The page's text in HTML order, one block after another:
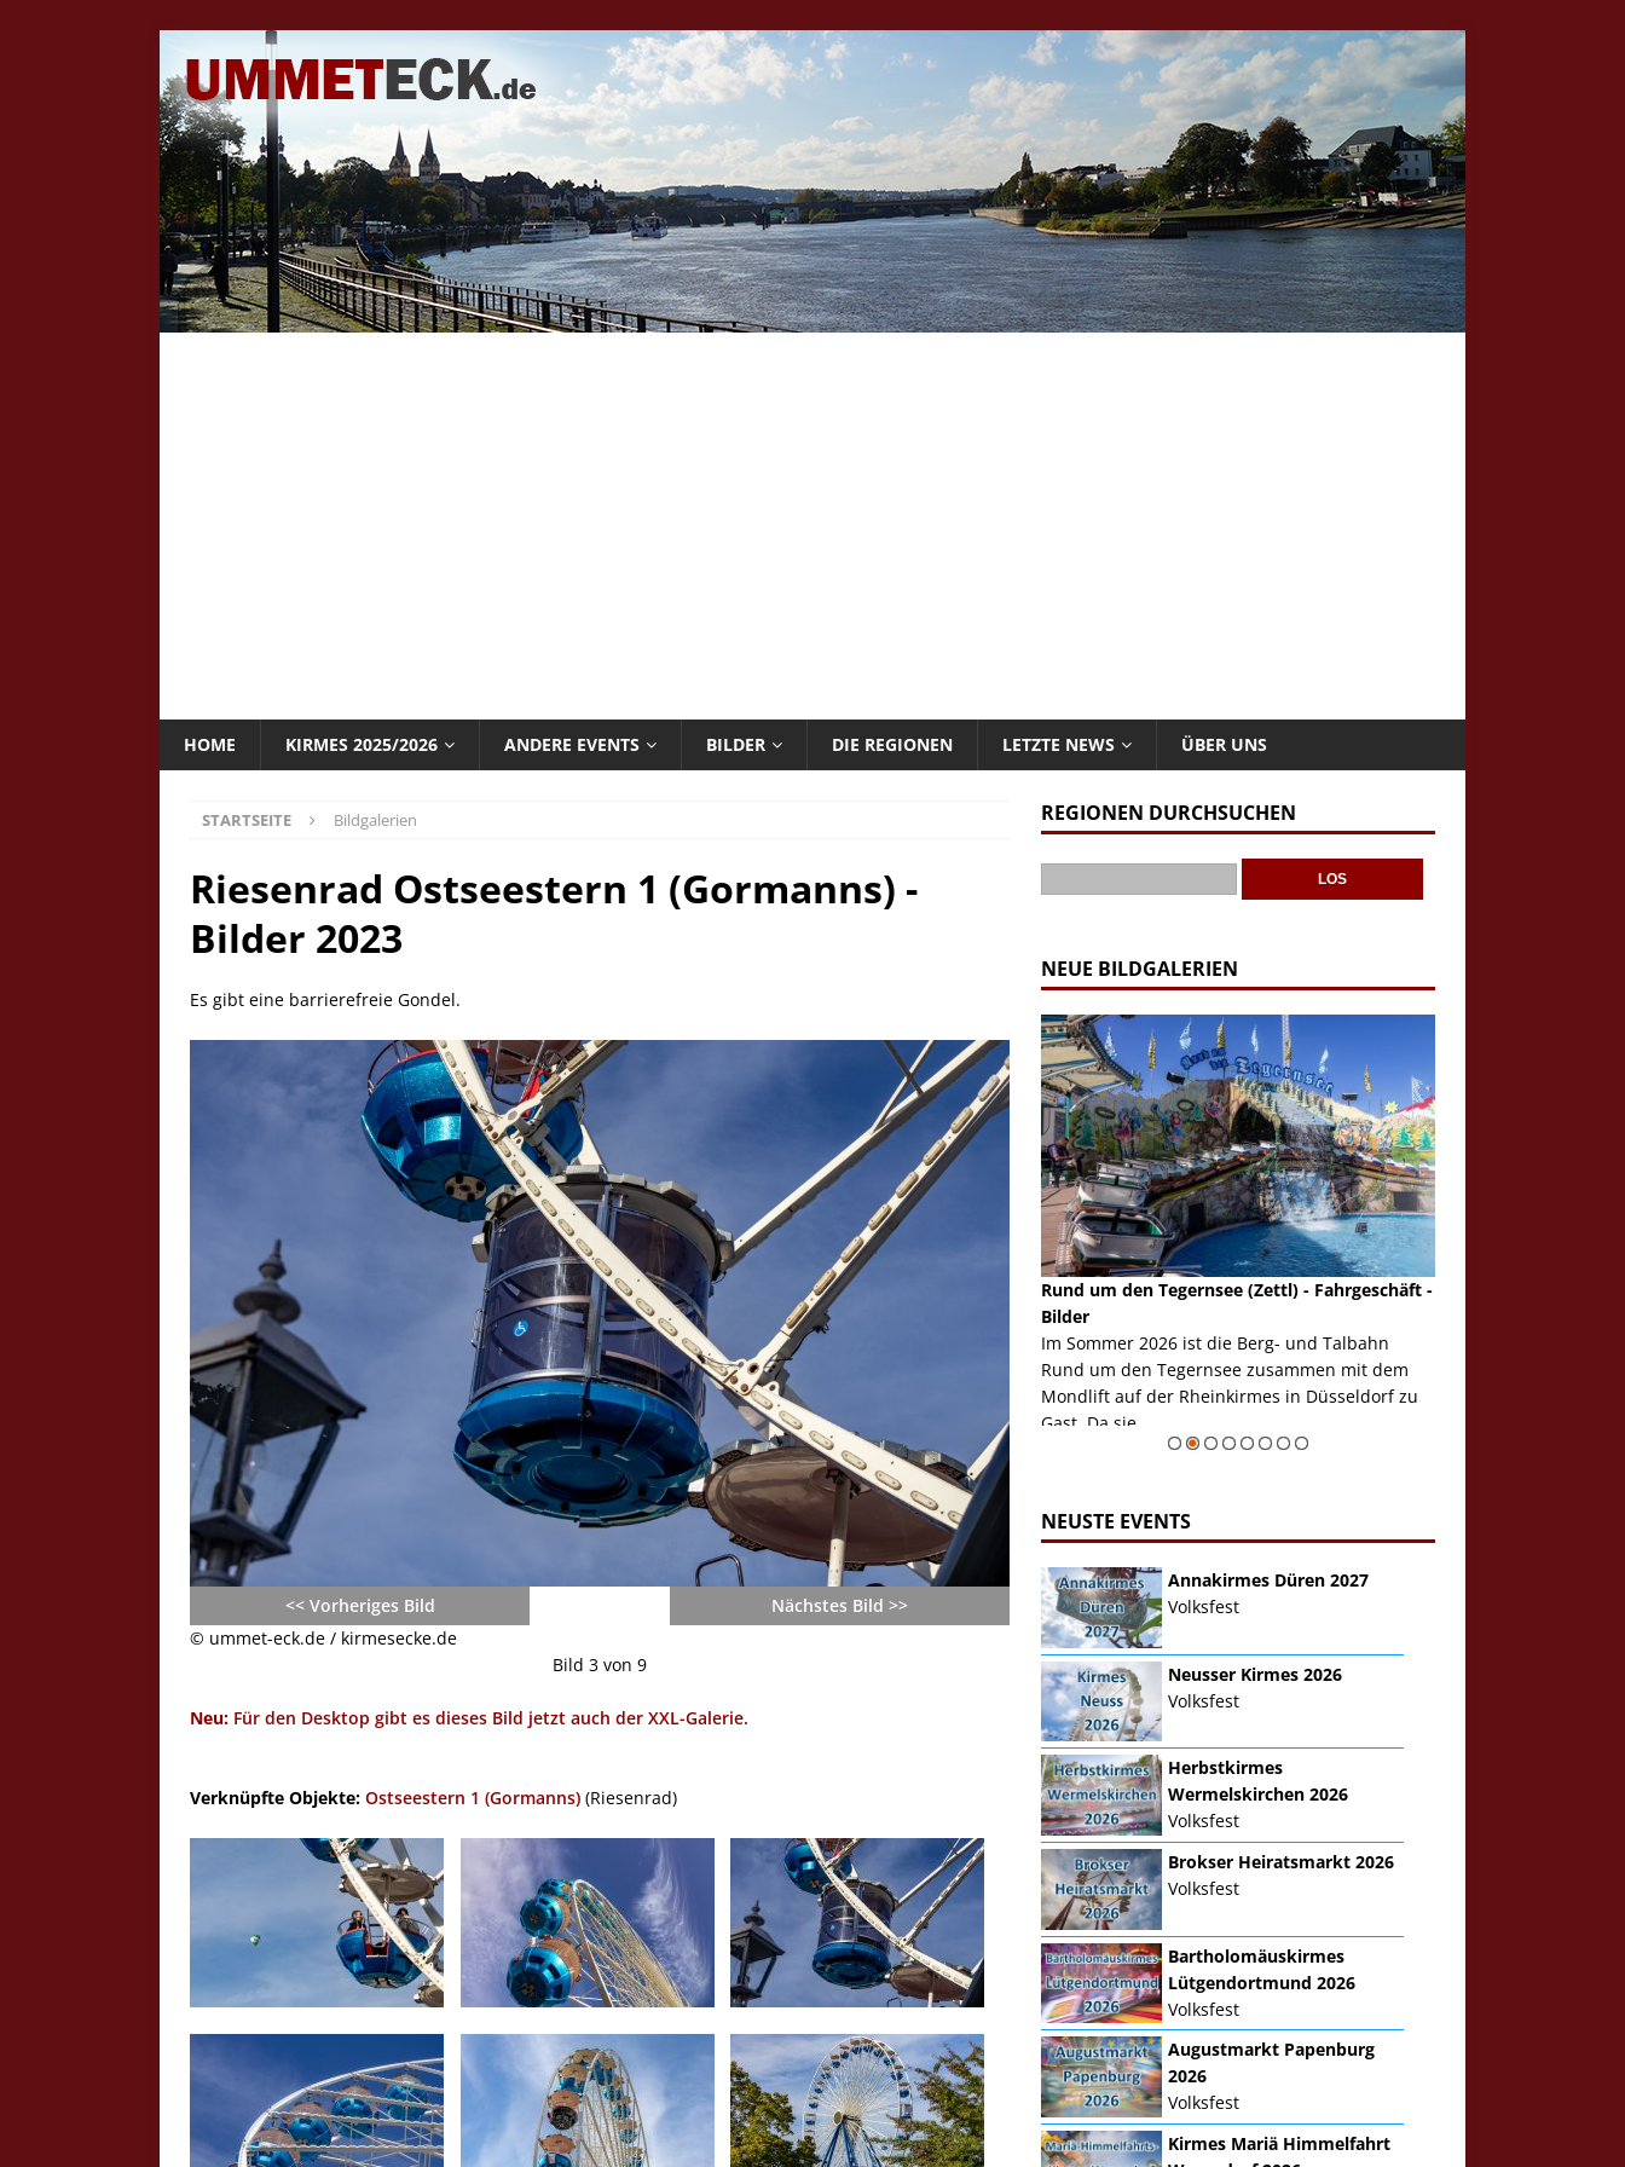
HOME KIRMES 2025/2026 ANDERE EVENTS BILDER DIE REGIONEN LETZTE NEWS ÜBER UNS
STARTSEITE Bildgalerien
Riesenrad Ostseestern 1 (Gormanns) -
Bilder 2023
Es gibt eine barrierefreie Gondel.
<< Vorheriges Bild
Nächstes Bild >>
© ummet-eck.de / kirmesecke.de
Bild 3 von 9
Neu: Für den Desktop gibt es dieses Bild jetzt auch der XXL-Galerie.
Verknüpfte Objekte: Ostseestern 1 (Gormanns) (Riesenrad)
REGIONEN DURCHSUCHEN
NEUE BILDGALERIEN
Rheinkirmes Düsseldorf 2022
Auch im Jahr 2026 immer noch mal einen Blick
Wert, die Rheinkirmes aus dem Jahr 2022. Am
Sonntag Nachmittag waren wir bei herrlichem
Sommerw...
Zur Bildgalerie
Rund um den Tegernsee (Zettl) - Fahrgeschäft -
Bilder
Im Sommer 2026 ist die Berg- und Talbahn
Rund um den Tegernsee zusammen mit dem
Mondlift auf der Rheinkirmes in Düsseldorf zu
Gast. Da sie ...
Crazy Outback (Kollmann) - Laufgeschäft -
Bilder
Schau Dir hier Bilder vom Laufgeschäft "Crazy
Outback" an.
Zur Bildgalerie
NEUSTE EVENTS
Annakirmes Düren 2027
Volksfest
Neusser Kirmes 2026
Volksfest
Herbstkirmes
Wermelskirchen 2026
Volksfest
Brokser Heiratsmarkt 2026
Volksfest
Bartholomäuskirmes
Lütgendortmund 2026
Volksfest
Augustmarkt Papenburg
2026
Volksfest
Kirmes Mariä Himmelfahrt